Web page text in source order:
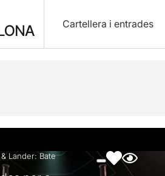
Cartellera i entrades
artística Fotos i vídeos
Lander: Bate